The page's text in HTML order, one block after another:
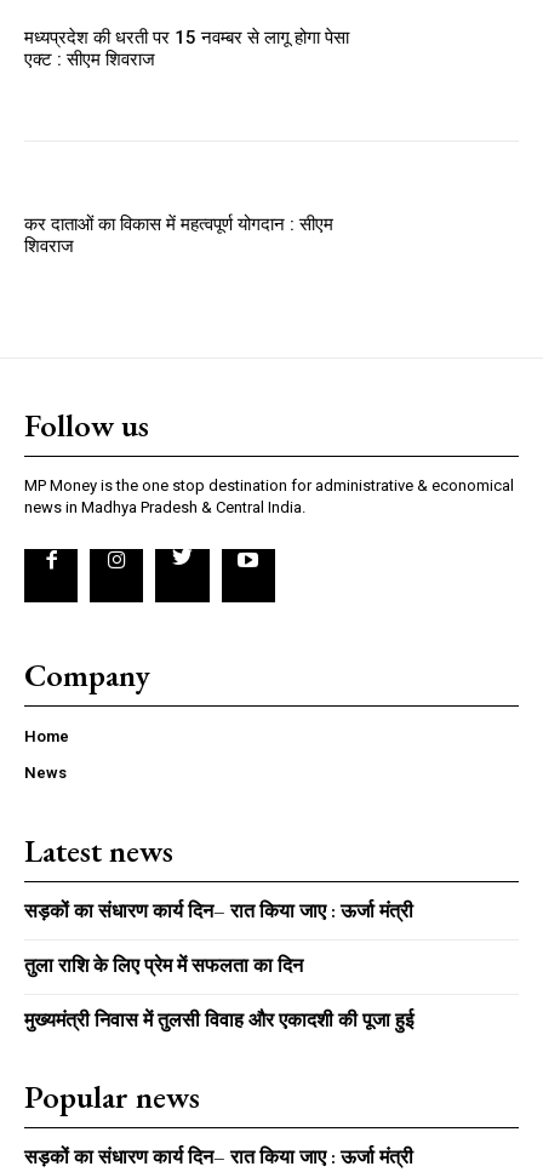
मध्यप्रदेश की धरती पर 15 नवम्बर से लागू होगा पेसा
एक्ट : सीएम शिवराज
कर दाताओं का विकास में महत्वपूर्ण योगदान : सीएम
शिवराज
Follow us
MP Money is the one stop destination for administrative & economical
news in Madhya Pradesh & Central India.
Company
Home
News
Latest news
सड़कों का संधारण कार्य दिन– रात किया जाए : ऊर्जा मंत्री
तुला राशि के लिए प्रेम में सफलता का दिन
मुख्यमंत्री निवास में तुलसी विवाह और एकादशी की पूजा हुई
Popular news
सड़कों का संधारण कार्य दिन– रात किया जाए : ऊर्जा मंत्री